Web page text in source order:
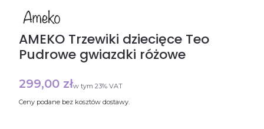
AMEKO Trzewiki dziecięce Teo
Pudrowe gwiazdki różowe
Cena
299,00 złw tym 23% VAT
w tym 23% VAT
Ceny podane bez kosztów dostawy.